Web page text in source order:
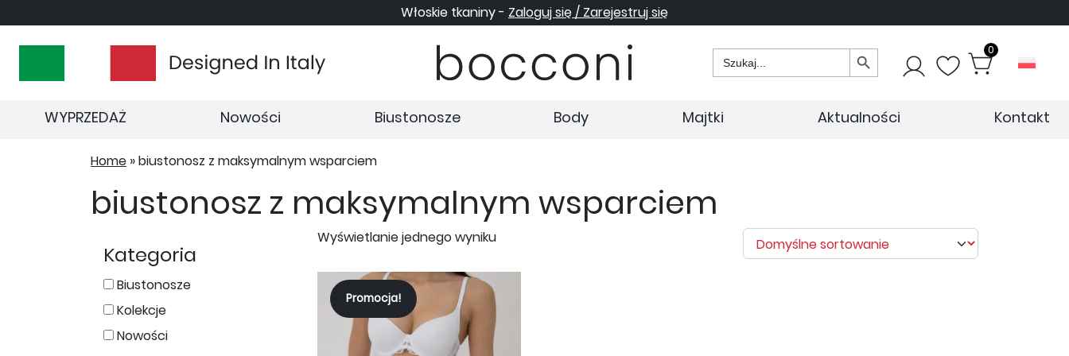
Włoskie tkaniny - Zaloguj się / Zarejestruj się
Search
for:
Search Button 0
WYPRZEDAŻ Nowości Biustonosze Body Majtki Aktualności Kontakt
Home »biustonosz z maksymalnym wsparciem
biustonosz z maksymalnym wsparciem
Wyświetlanie jednego wyniku
Promocja!
Kategoria
Biustonosze
Kolekcje
Nowości